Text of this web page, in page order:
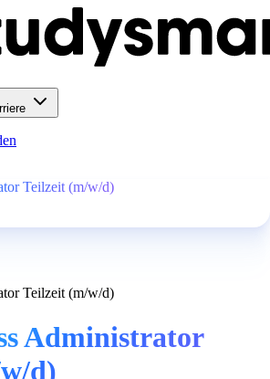
Teilzeit (m/w/d)
Teilzeit (m/w/d)
Administrator
d)